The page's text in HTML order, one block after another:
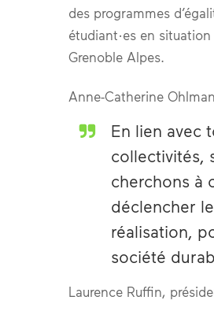
des programmes
étudiant·es en
Grenoble Alpes.
Anne-Catherine
En lien avec
collectivités,
cherchons à
déclencher
réalisation,
société
Laurence Ruffin,